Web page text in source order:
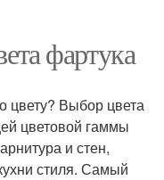
фартука
цвету? Выбор цвета
цветовой гаммы
и стен,
стиля. Самый